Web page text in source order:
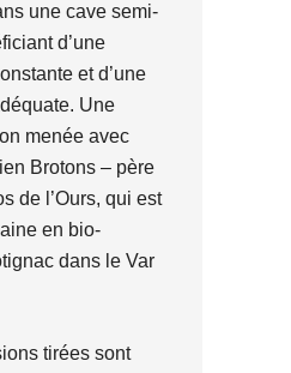
une cave semi-
d’une
et d’une
Une
menée avec
Brotons – père
de l’Ours, qui est
en bio-
dans le Var
tirées sont